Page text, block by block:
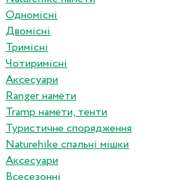
Одномісні
Двомісні
Тримісні
Чотиримісні
Аксесуари
Ranger намети
Tramp намети, тенти
Туристичне спорядження
Naturehike спальні мішки
Аксесуари